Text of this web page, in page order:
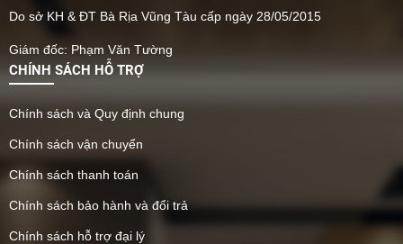
Do sở KH & ĐT Bà Rịa Vũng Tàu cấp ngày 28/05/2015
Giám đốc: Phạm Văn Tường
CHÍNH SÁCH HỖ TRỢ
Chính sách và Quy định chung
Chính sách vận chuyển
Chính sách thanh toán
Chính sách bảo hành và đổi trả
Chính sách hỗ trợ đại lý